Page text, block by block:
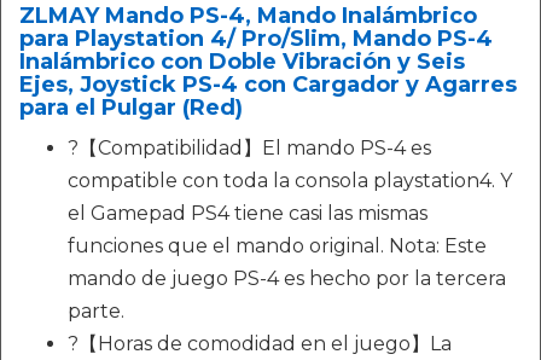
ZLMAY Mando PS-4, Mando Inalámbrico
para Playstation 4/ Pro/Slim, Mando PS-4
Inalámbrico con Doble Vibración y Seis
Ejes, Joystick PS-4 con Cargador y Agarres
para el Pulgar (Red)
?【Compatibilidad】El mando PS-4 es
compatible con toda la consola playstation4. Y
el Gamepad PS4 tiene casi las mismas
funciones que el mando original. Nota: Este
mando de juego PS-4 es hecho por la tercera
parte.
?【Horas de comodidad en el juego】La